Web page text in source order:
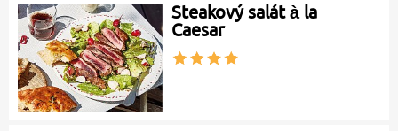
Steakový salát à la
Caesar